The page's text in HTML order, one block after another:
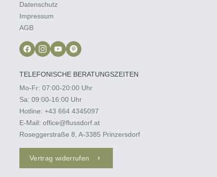
Datenschutz
Impressum
AGB
TELEFONISCHE BERATUNGSZEITEN
Mo-Fr: 07:00-20:00 Uhr
Sa: 09:00-16:00 Uhr
Hotline: +43 664 4345097‬
E-Mail: office@flussdorf.at
Roseggerstraße 8, A-3385 Prinzersdorf
Vertrag widerrufen